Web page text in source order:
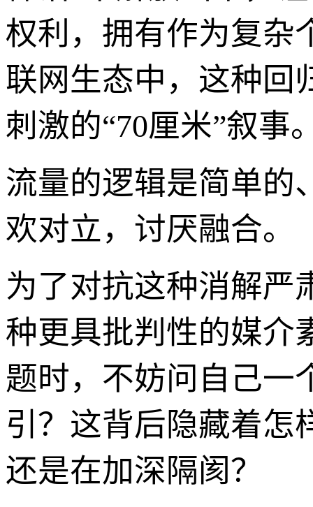
权利，拥有作为复杂
联网生态中，这种回
刺激的“70厘米”叙事
流量的逻辑是简单的
欢对立，讨厌融合。
为了对抗这种消解严
种更具批判性的媒介
题时，不妨问自己一
引？这背后隐藏着怎
还是在加深隔阂？